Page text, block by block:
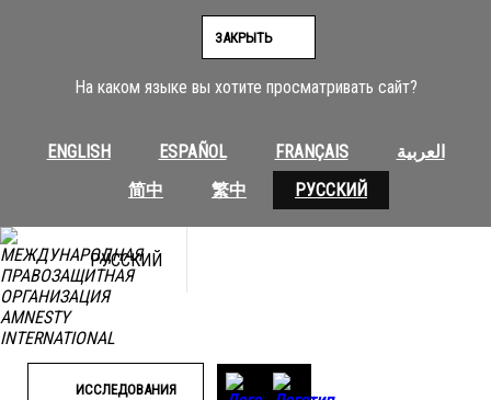
На каком языке вы хотите просматривать сайт?
ENGLISH ESPAÑOL FRANÇAIS
العربية
简中
繁中 РУССКИЙ
ЗАКРЫТЬ
РУССКИЙ
ИССЛЕДОВАНИЯ